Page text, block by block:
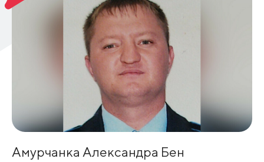
Амурчанка Александра Бен